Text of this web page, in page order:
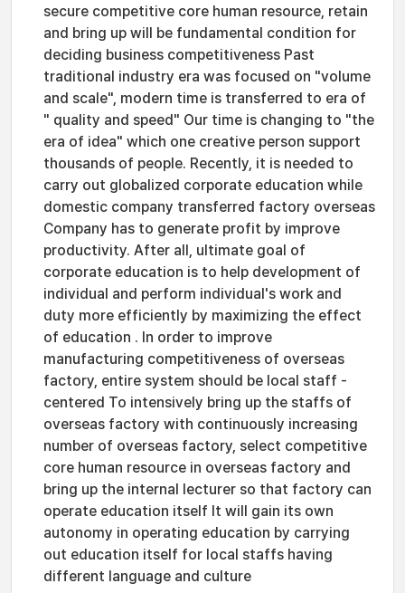
secure competitive core human resource, retain
and bring up will be fundamental condition for
deciding business competitiveness Past
traditional industry era was focused on "volume
and scale", modern time is transferred to era of
" quality and speed" Our time is changing to "the
era of idea" which one creative person support
thousands of people. Recently, it is needed to
carry out globalized corporate education while
domestic company transferred factory overseas
Company has to generate profit by improve
productivity. After all, ultimate goal of
corporate education is to help development of
individual and perform individual's work and
duty more efficiently by maximizing the effect
of education . In order to improve
manufacturing competitiveness of overseas
factory, entire system should be local staff -
centered To intensively bring up the staffs of
overseas factory with continuously increasing
number of overseas factory, select competitive
core human resource in overseas factory and
bring up the internal lecturer so that factory can
operate education itself It will gain its own
autonomy in operating education by carrying
out education itself for local staffs having
different language and culture